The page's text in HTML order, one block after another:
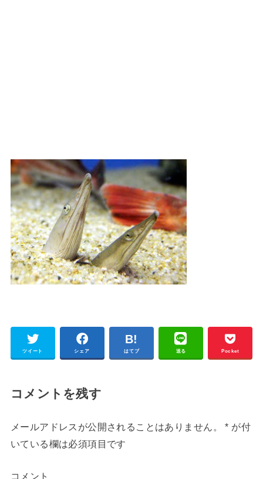
ツイート シェア はてブ 送る Pocket
コメントを残す
メールアドレスが公開されることはありません。 * が付
いている欄は必須項目です
コメント